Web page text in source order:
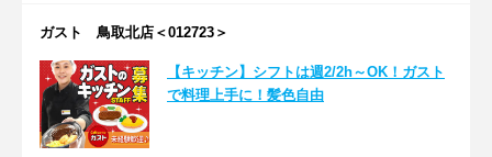
ガスト 鳥取北店＜012723＞
【キッチン】シフトは週2/2h～OK！ガスト
で料理上手に！髪色自由